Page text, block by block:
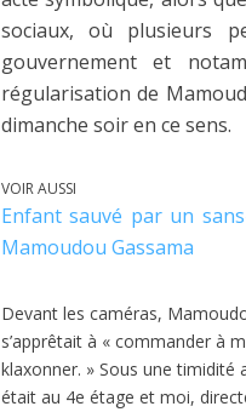
sociaux, où plusieurs
gouvernement et
régularisation de
dimanche soir en ce sens.
VOIR AUSSI
Enfant sauvé par un
Mamoudou Gassama
Devant les caméras,
s’apprêtait à « commander à
klaxonner. » Sous une timidité
était au 4e étage et moi,